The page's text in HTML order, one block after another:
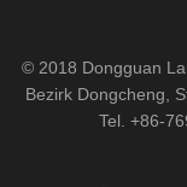
© 2018 Dongguan
Bezirk Dongcheng,
Tel. +86-